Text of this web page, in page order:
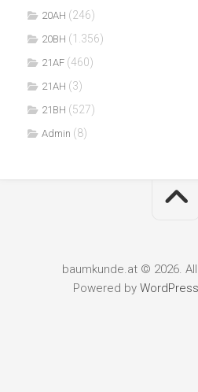
20AH (246)
20BH (1.356)
21AF (460)
21AH (3)
21BH (527)
Admin (8)
baumkunde.at © 2026.
Powered by WordPress